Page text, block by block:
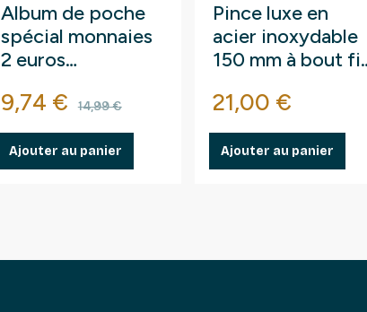
Album de poche
spécial monnaies
2 euros
Prix
9,74 € Prix de base
14,99 €
Ajouter au panier
Pince luxe en
acier inoxydable
150 mm à bout
Prix
21,00 €
Ajouter au panier